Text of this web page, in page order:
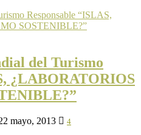
del Turismo
¿LABORATORIOS
mayo, 2013 4